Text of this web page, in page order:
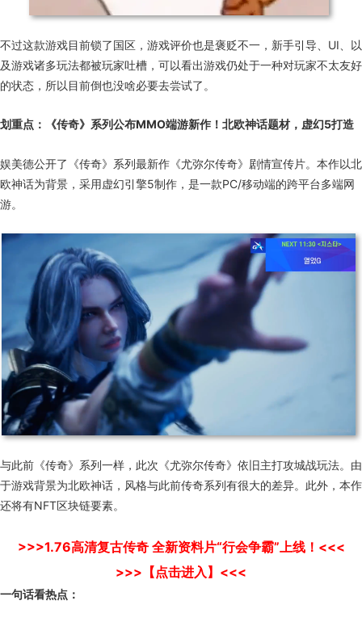
不过这款游戏目前锁了国区，游戏评价也是褒贬不一，新手引导、UI、以
及游戏诸多玩法都被玩家吐槽，可以看出游戏仍处于一种对玩家不太友好
的状态，所以目前倒也没啥必要去尝试了。
划重点： 《传奇》系列公布MMO端游新作！北欧神话题材，虚幻5打造
娱美德公开了《传奇》系列最新作《尤弥尔传奇》剧情宣传片。本作以北
欧神话为背景，采用虚幻引擎5制作，是一款PC/移动端的跨平台多端网
游。
与此前《传奇》系列一样，此次《尤弥尔传奇》依旧主打攻城战玩法。由
于游戏背景为北欧神话，风格与此前传奇系列有很大的差异。此外，本作
还将有NFT区块链要素。
>>>1.76高清复古传奇 全新资料片“行会争霸”上线！<<<
>>>【点击进入】<<<
一句话看热点：